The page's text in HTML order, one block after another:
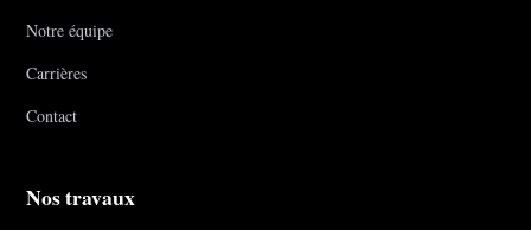
Notre équipe
Carrières
Contact
Nos travaux